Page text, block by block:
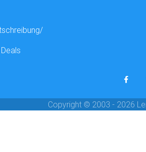
Copyright © 2003 - 2026